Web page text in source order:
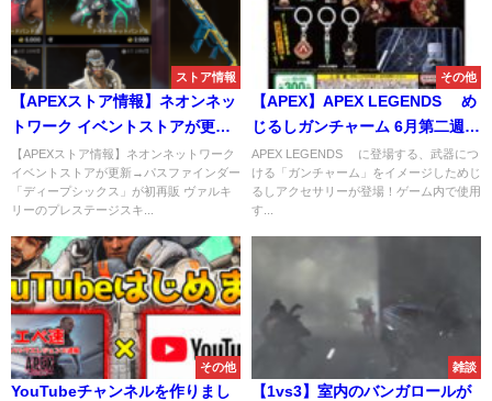
ストア情報
【APEXストア情報】ネオンネッ
トワーク イベントストアが更新
→パスファインダー「ディープ
シックス」が初再販
【APEXストア情報】ネオンネットワーク
イベントストアが更新→パスファインダー
「ディープシックス」が初再販 ヴァルキ
リーのプレステージスキ...
その他
【APEX】APEX LEGENDS™ め
じるしガンチャーム 6月第二週か
ら！
APEX LEGENDS™ に登場する、武器につ
ける「ガンチャーム」をイメージしためじ
るしアクセサリーが登場！ゲーム内で使用
す...
その他
YouTubeチャンネルを作りまし
雑談
【1vs3】室内のバンガロールが